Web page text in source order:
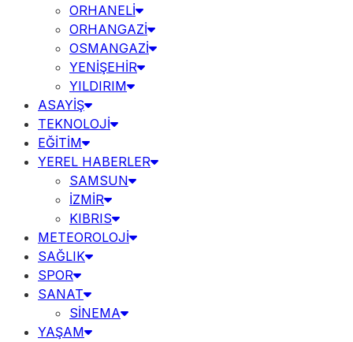
ORHANELİ
ORHANGAZİ
OSMANGAZİ
YENİŞEHİR
YILDIRIM
ASAYİŞ
TEKNOLOJİ
EĞİTİM
YEREL HABERLER
SAMSUN
İZMİR
KIBRIS
METEOROLOJİ
SAĞLIK
SPOR
SANAT
SİNEMA
YAŞAM